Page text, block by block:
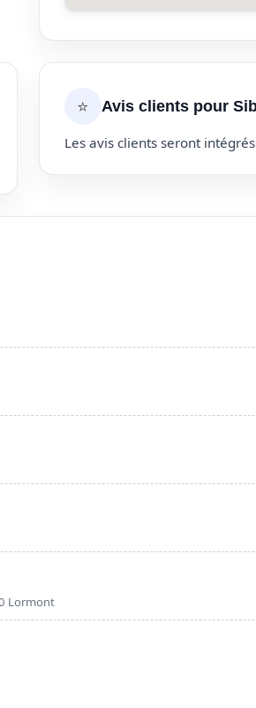
⭐ Avis clients pour
Les avis clients seront
Lormont